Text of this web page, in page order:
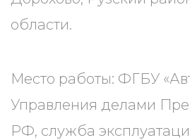
области.
Место работы: ФГБУ
Управления делами
РФ, служба